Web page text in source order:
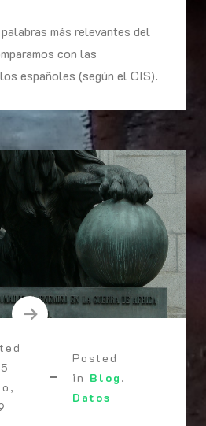
más relevantes del
con las
españoles (según el CIS).
Posted
in Blog ,
Datos